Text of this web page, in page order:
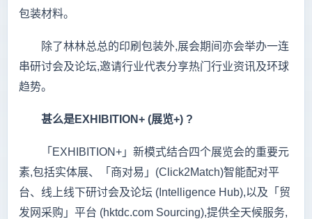
包装材料。
除了林林总总的印刷包装外,展会期间亦会举办一连
串研讨会及论坛,邀请行业代表分享热门行业资讯及环球
趋势。
甚么是EXHIBITION+ (展览+) ?
「EXHIBITION+」新模式结合四个展览会的重要元
素,包括实体展、「商对易」(Click2Match)智能配对平
台、线上线下研讨会及论坛 (Intelligence Hub),以及「贸
发网采购」平台 (hktdc.com Sourcing),提供全天候服务,